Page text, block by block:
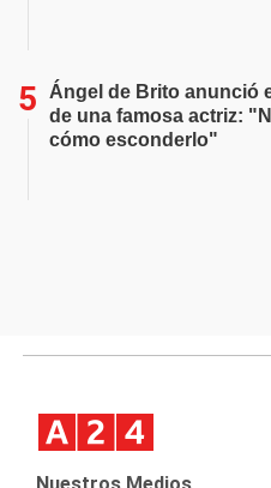
Ángel de Brito anunció
de una famosa actriz:
cómo esconderlo"